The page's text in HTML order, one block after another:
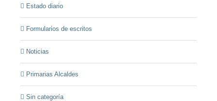
Estado diario
Formularios de escritos
Noticias
Primarias Alcaldes
Sin categoría